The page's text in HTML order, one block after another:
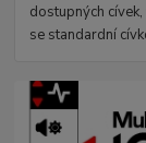
dostupných
se standardní